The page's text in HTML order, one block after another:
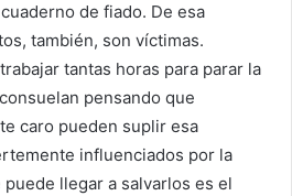
de fiado. De esa
también, son víctimas.
tantas horas para parar la
pensando que
caro pueden suplir esa
influenciados por la
llegar a salvarlos es el